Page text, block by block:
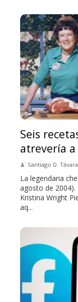
Seis
atrevería
Santiago D. Távara
La legendaria
agosto de
Kristina Wright
aq...